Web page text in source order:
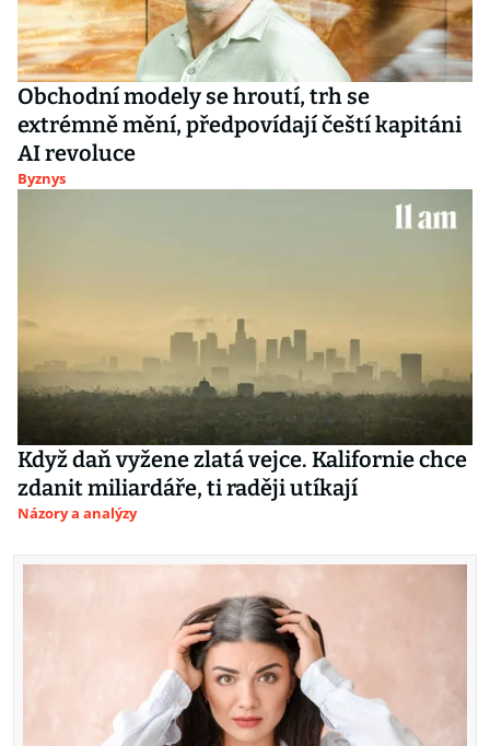
Obchodní modely se hroutí, trh se
extrémně mění, předpovídají čeští kapitáni
AI revoluce
Byznys
Když daň vyžene zlatá vejce. Kalifornie chce
zdanit miliardáře, ti raději utíkají
Názory a analýzy